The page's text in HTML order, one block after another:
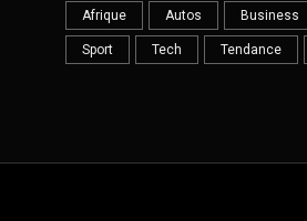
Afrique Autos Business
Sport Tech Tendance